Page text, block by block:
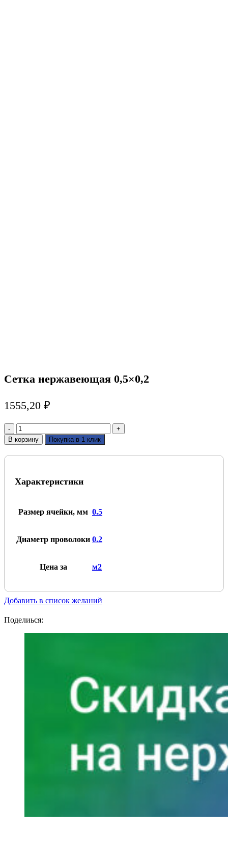
Сетка нержавеющая 0,5×0,2
1555,20 ₽
Количество
товара
Сетка
нержавеющая
В корзину Покупка в 1 клик
Характеристики
Размер ячейки, мм 0.5
Диаметр проволоки 0.2
Цена за м2
Добавить в список желаний
Поделиься: